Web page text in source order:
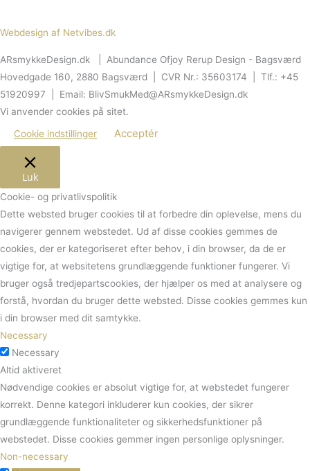
Webdesign af Netvibes.dk
ARsmykkeDesign.dk | Abundance Ofjoy Rerup Design - Bagsværd
Hovedgade 160, 2880 Bagsværd | CVR Nr.: 35603174 | Tlf.: +45
51920997 | Email: BlivSmukMed@ARsmykkeDesign.dk
Vi anvender cookies på sitet.
Cookie indstillinger
Acceptér
Luk
Cookie- og privatlivspolitik
Dette websted bruger cookies til at forbedre din oplevelse, mens du
navigerer gennem webstedet. Ud af disse cookies gemmes de
cookies, der er kategoriseret efter behov, i din browser, da de er
vigtige for, at websitetens grundlæggende funktioner fungerer. Vi
bruger også tredjepartscookies, der hjælper os med at analysere og
forstå, hvordan du bruger dette websted. Disse cookies gemmes kun
i din browser med dit samtykke.
Necessary
Necessary
Altid aktiveret
Nødvendige cookies er absolut vigtige for, at webstedet fungerer
korrekt. Denne kategori inkluderer kun cookies, der sikrer
grundlæggende funktionaliteter og sikkerhedsfunktioner på
webstedet. Disse cookies gemmer ingen personlige oplysninger.
Non-necessary